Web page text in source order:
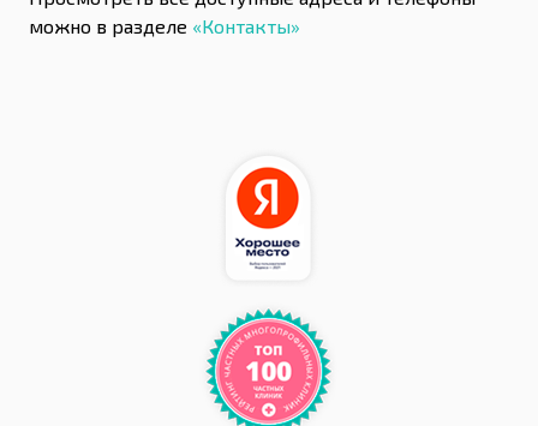
можно в разделе «Контакты»